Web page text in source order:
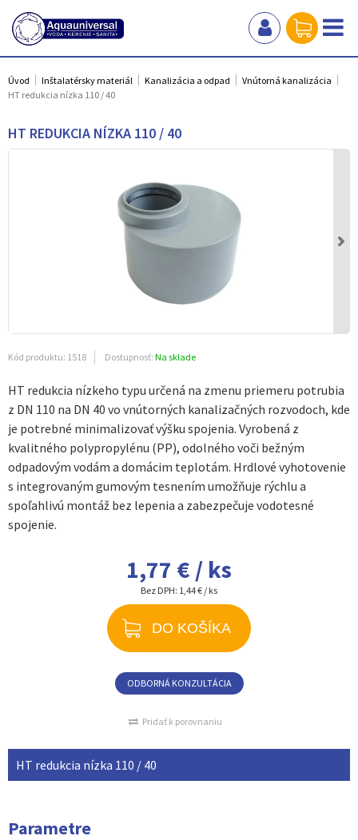
Úvod Inštalatérsky materiál Kanalizácia a odpad
Vnútorná kanalizácia
HT redukcia nízka 110 / 40
HT REDUKCIA NÍZKA 110 / 40
Kód produktu: 1518 Dostupnosť: Na sklade
HT redukcia nízkeho typu určená na zmenu priemeru potrubia
z DN 110 na DN 40 vo vnútorných kanalizačných rozvodoch, kde
je potrebné minimalizovať výšku spojenia. Vyrobená z
kvalitného polypropylénu (PP), odolného voči bežným
odpadovým vodám a domácim teplotám. Hrdlové vyhotovenie
s integrovaným gumovým tesnením umožňuje rýchlu a
spoľahlivú montáž bez lepenia a zabezpečuje vodotesné
spojenie.
1,77 € / ks
Bez DPH: 1,44 € / ks
DO KOŠÍKA
ODBORNÁ KONZULTÁCIA
Pridať k porovnaniu
HT redukcia nízka 110 / 40
Parametre